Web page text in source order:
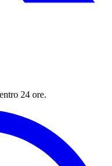
24 ore.